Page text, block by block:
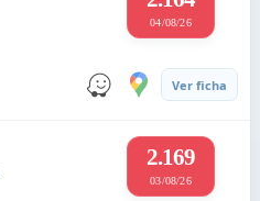
04/08/26
Ver ficha
2.169
03/08/26